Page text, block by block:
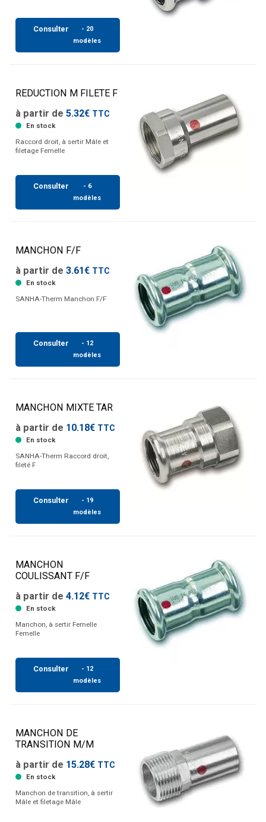
Consulter
- 20
modèles
REDUCTION M FILETE F
à partir de 5.32€ TTC
En stock
Raccord droit, à sertir Mâle et
filetage Femelle
Consulter
- 6
modèles
MANCHON F/F
à partir de 3.61€ TTC
En stock
SANHA-Therm Manchon F/F
Consulter
- 12
modèles
MANCHON MIXTE TAR
à partir de 10.18€ TTC
En stock
SANHA-Therm Raccord droit,
fileté F
Consulter
- 19
modèles
MANCHON
COULISSANT F/F
à partir de 4.12€ TTC
En stock
Manchon, à sertir Femelle
Femelle
Consulter
- 12
modèles
MANCHON DE
TRANSITION M/M
à partir de 15.28€ TTC
En stock
Manchon de transition, à sertir
Mâle et filetage Mâle